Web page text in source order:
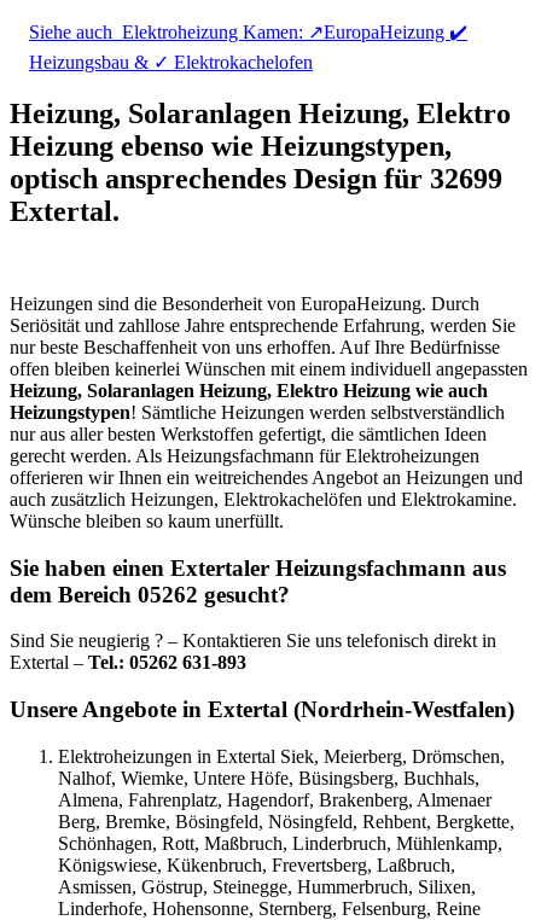
Siehe auch Elektroheizung Kamen: ↗️EuropaHeizung ✔️
Heizungsbau & ✓ Elektrokachelofen
Heizung, Solaranlagen Heizung, Elektro
Heizung ebenso wie Heizungstypen,
optisch ansprechendes Design für 32699
Extertal.
Heizungen sind die Besonderheit von EuropaHeizung. Durch
Seriösität und zahllose Jahre entsprechende Erfahrung, werden Sie
nur beste Beschaffenheit von uns erhoffen. Auf Ihre Bedürfnisse
offen bleiben keinerlei Wünschen mit einem individuell angepassten
Heizung, Solaranlagen Heizung, Elektro Heizung wie auch
Heizungstypen! Sämtliche Heizungen werden selbstverständlich
nur aus aller besten Werkstoffen gefertigt, die sämtlichen Ideen
gerecht werden. Als Heizungsfachmann für Elektroheizungen
offerieren wir Ihnen ein weitreichendes Angebot an Heizungen und
auch zusätzlich Heizungen, Elektrokachelöfen und Elektrokamine.
Wünsche bleiben so kaum unerfüllt.
Sie haben einen Extertaler Heizungsfachmann aus
dem Bereich 05262 gesucht?
Sind Sie neugierig ? – Kontaktieren Sie uns telefonisch direkt in
Extertal – Tel.: 05262 631-893
Unsere Angebote in Extertal (Nordrhein-Westfalen)
Elektroheizungen in Extertal Siek, Meierberg, Drömschen,
Nalhof, Wiemke, Untere Höfe, Büsingsberg, Buchhals,
Almena, Fahrenplatz, Hagendorf, Brakenberg, Almenaer
Berg, Bremke, Bösingfeld, Nösingfeld, Rehbent, Bergkette,
Schönhagen, Rott, Maßbruch, Linderbruch, Mühlenkamp,
Königswiese, Kükenbruch, Frevertsberg, Laßbruch,
Asmissen, Göstrup, Steinegge, Hummerbruch, Silixen,
Linderhofe, Hohensonne, Sternberg, Felsenburg, Reine